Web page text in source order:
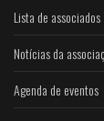
Lista de associados
Notícias da
Agenda de eventos